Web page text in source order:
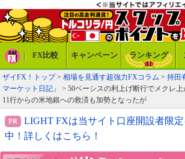
FX比較 キャンペーン ランキング
ザイFX！トップ> 相場を見通す超強力FXコラム > 持田
マーケット日記」
> 50ベーシスの利上げ断行でメクレ
11行からの米地銀への救済も加勢となったが
LIGHT FXは当サイト口座開設者限
中！詳しくはこちら！